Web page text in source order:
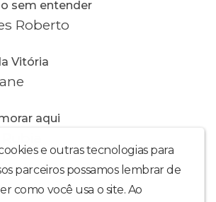
sem entender
Roberto
Vitória
aqui
e outras tecnologias para
parceiros possamos lembrar de
como você usa o site. Ao